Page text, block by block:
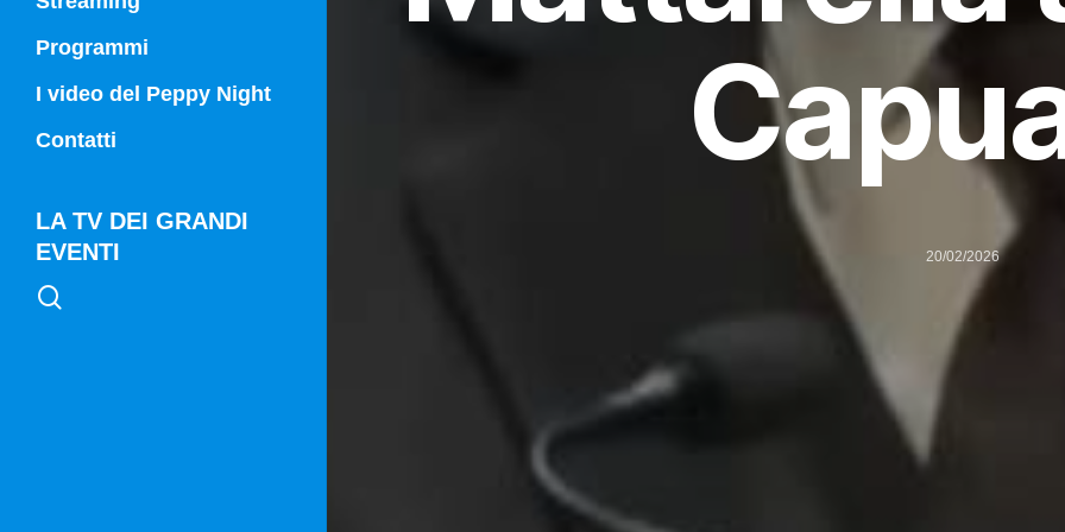
Programmi
Campania Sport
I video del Peppy Night
Contatti
LA TV DEI GRANDI
EVENTI
20/02/2026